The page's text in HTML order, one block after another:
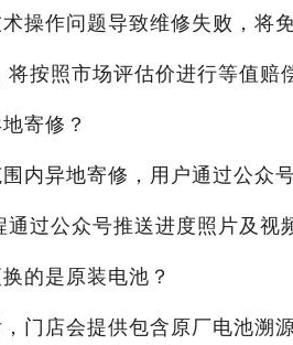
操作问题导致维修失败，将
按照市场评估价进行等值赔
寄修？
内异地寄修，用户通过公众
过公众号推送进度照片及视
的是原装电池？
门店会提供包含原厂电池溯